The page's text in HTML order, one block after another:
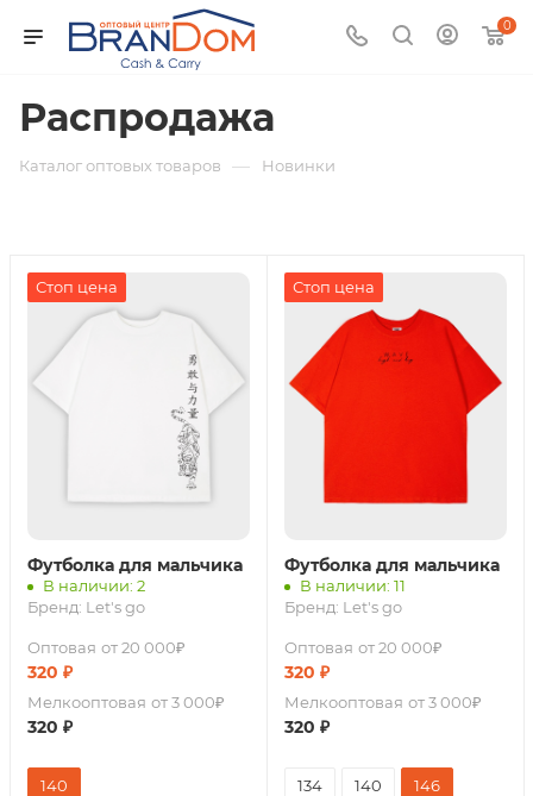
0
Распродажа
Каталог оптовых товаров — Новинки
Стоп цена
Футболка для мальчика
В наличии: 2
Бренд: Let's go
Оптовая от 20 000₽
320 ₽
Мелкооптовая от 3 000₽
320 ₽
140
Стоп цена
Футболка для мальчика
В наличии: 11
Бренд: Let's go
Оптовая от 20 000₽
320 ₽
Мелкооптовая от 3 000₽
320 ₽
134 140 146